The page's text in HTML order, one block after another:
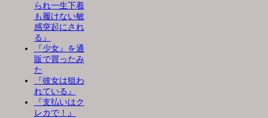
られ一生下着
も履けない敏
感突起にされ
る』
『少女』を通
販で買ったみ
た
『彼女は狙わ
れている』
『支払いはク
レカで！』